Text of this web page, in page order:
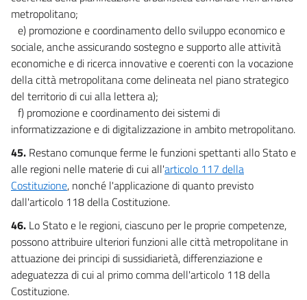
metropolitano;
e) promozione e coordinamento dello sviluppo economico e
sociale, anche assicurando sostegno e supporto alle attività
economiche e di ricerca innovative e coerenti con la vocazione
della città metropolitana come delineata nel piano strategico
del territorio di cui alla lettera a);
f) promozione e coordinamento dei sistemi di
informatizzazione e di digitalizzazione in ambito metropolitano.
45. Restano comunque ferme le funzioni spettanti allo Stato e
alle regioni nelle materie di cui all'articolo 117 della
Costituzione, nonché l'applicazione di quanto previsto
dall'articolo 118 della Costituzione.
46. Lo Stato e le regioni, ciascuno per le proprie competenze,
possono attribuire ulteriori funzioni alle città metropolitane in
attuazione dei principi di sussidiarietà, differenziazione e
adeguatezza di cui al primo comma dell'articolo 118 della
Costituzione.